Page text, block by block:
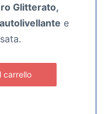
Glitterato,
autolivellante e
carrello